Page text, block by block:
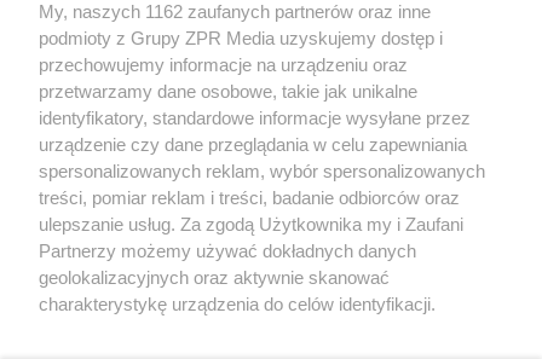
Żaden utwór zamieszczony w serwisie nie może być powielany i
rozpowszechniany lub dalej rozpowszechniany w jakikolwiek sposób (w
tym także elektroniczny lub mechaniczny) na jakimkolwiek polu
eksploatacji w jakiejkolwiek formie, włącznie z umieszczaniem w
Internecie bez pisemnej zgody właściciela praw. Jakiekolwiek użycie lub
wykorzystanie utworów w całości lub w części z naruszeniem prawa,
tzn. bez właściwej zgody, jest zabronione pod groźbą kary i może być
ścigane prawnie.
My, naszych 1162 zaufanych partnerów oraz inne
podmioty z Grupy ZPR Media uzyskujemy dostęp i
przechowujemy informacje na urządzeniu oraz
przetwarzamy dane osobowe, takie jak unikalne
identyfikatory, standardowe informacje wysyłane przez
urządzenie czy dane przeglądania w celu zapewniania
spersonalizowanych reklam, wybór spersonalizowanych
treści, pomiar reklam i treści, badanie odbiorców oraz
ulepszanie usług. Za zgodą Użytkownika my i Zaufani
Partnerzy możemy używać dokładnych danych
geolokalizacyjnych oraz aktywnie skanować
charakterystykę urządzenia do celów identyfikacji.